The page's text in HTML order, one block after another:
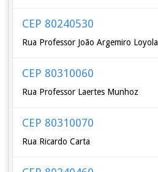
CEP 80240530
Rua Professor João Argemiro Loyola
CEP 80310060
Rua Professor Laertes Munhoz
CEP 80310070
Rua Ricardo Carta